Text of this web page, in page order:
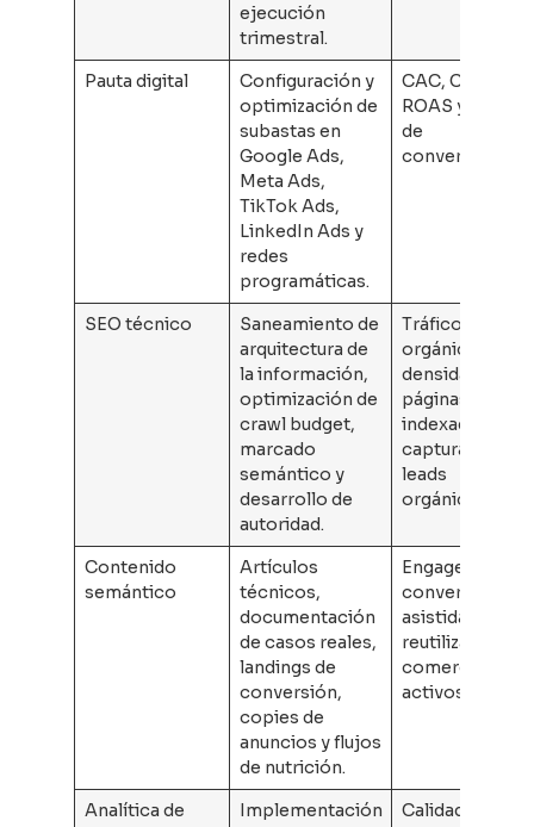
ejecución
trimestral.
Pauta digital
Configuración y
optimización de
subastas en
Google Ads,
Meta Ads,
TikTok Ads,
LinkedIn Ads y
redes
programáticas.
CAC, CPL,
ROAS y tasa
de
conversión.
SEO técnico
Saneamiento de
arquitectura de
la información,
optimización de
crawl budget,
marcado
semántico y
desarrollo de
autoridad.
Tráfico
orgánico,
densidad de
páginas
indexadas y
captura de
leads
orgánicos.
Contenido
semántico
Artículos
técnicos,
documentación
de casos reales,
landings de
conversión,
copies de
anuncios y flujos
de nutrición.
Engagement,
conversiones
asistidas y
reutilización
comercial de
activos.
Analítica de
Implementación
Calidad de